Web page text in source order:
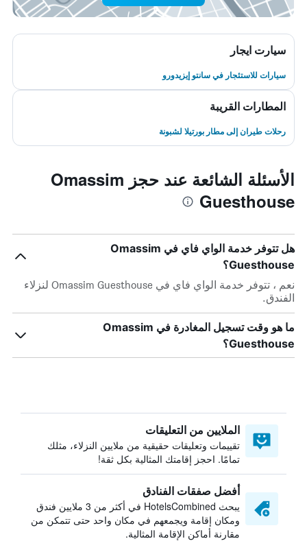
سيارت ايجار
سيارات للاستئجار في سانتو إيزيدورو
المطارات القريبة
رحلات طيران إلى مطار بورتيلا لشبونة
الأسئلة الشائعة عند حجز Omassim
Guesthouse
هل تتوفر خدمة الواي فاي في Omassim
Guesthouse؟
نعم ، تتوفر خدمة الواي فاي في Omassim Guesthouse لنزلاء
الفندق.
ما هو وقت تسجيل المغادرة في Omassim
Guesthouse؟
الملايين من التعليقات
تقييمات وتعليقات حقيقية من ملايين النزلاء، مثلك
تمامًا. احجز إقامتك المثالية بكل ثقة!
أفضل صفقات الفنادق
يبحث HotelsCombined في أكثر من 3 ملايين فندق
ومكان إقامة ويجمعهم في مكان واحد حتى تتمكن من
مقارنة أماكن الإقامة المثالية.